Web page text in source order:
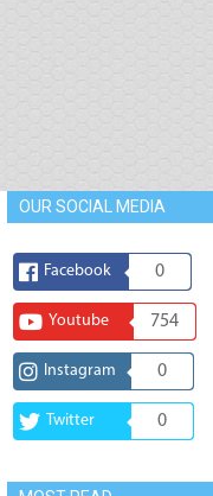
OUR SOCIAL MEDIA
Facebook 0
Youtube 754
Instagram 0
Twitter 0